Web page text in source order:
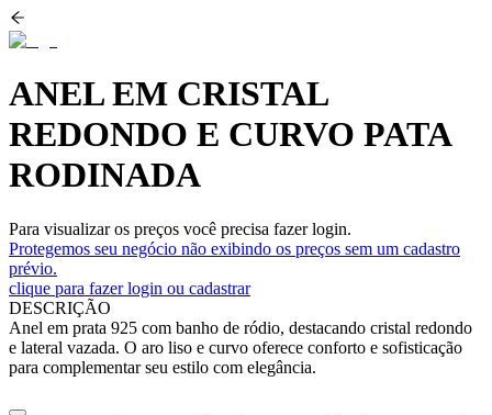
ANEL EM CRISTAL
REDONDO E CURVO PATA
RODINADA
Para visualizar os preços você precisa fazer login.
Protegemos seu negócio não exibindo os preços sem um cadastro
prévio.
clique para fazer login ou cadastrar
DESCRIÇÃO
Anel em prata 925 com banho de ródio, destacando cristal redondo
e lateral vazada. O aro liso e curvo oferece conforto e sofisticação
para complementar seu estilo com elegância.